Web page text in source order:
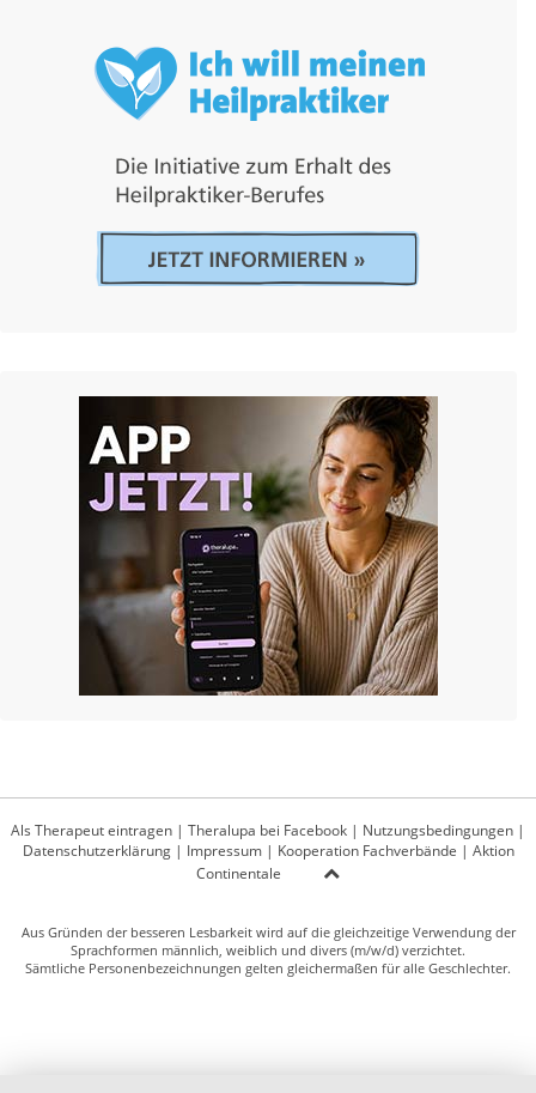
Als Therapeut eintragen | Theralupa bei Facebook | Nutzungsbedingungen |
Datenschutzerklärung| Impressum| Kooperation Fachverbände | Aktion
Continentale
Aus Gründen der besseren Lesbarkeit wird auf die gleichzeitige Verwendung der
Sprachformen männlich, weiblich und divers (m/w/d) verzichtet.
Sämtliche Personenbezeichnungen gelten gleichermaßen für alle Geschlechter.